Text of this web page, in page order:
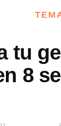
tu
8